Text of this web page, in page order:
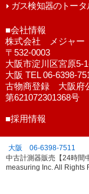
ガス検知器のトー
■会社情報
株式会社 メジャー
〒532-0003
大阪市淀川区宮原5-
大阪 TEL 06-6398-
古物商登録 大阪府
第621072301368号
■採用情報
大阪 06-6398-7511
中古計測器販売【24時間
measuring Inc. All Rights